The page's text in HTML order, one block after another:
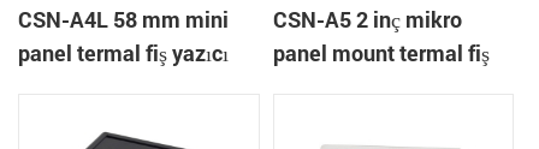
CSN-A4L 58 mm mini
panel termal fiş yazıcı
CSN-A5 2 inç mikro
panel mount termal fiş